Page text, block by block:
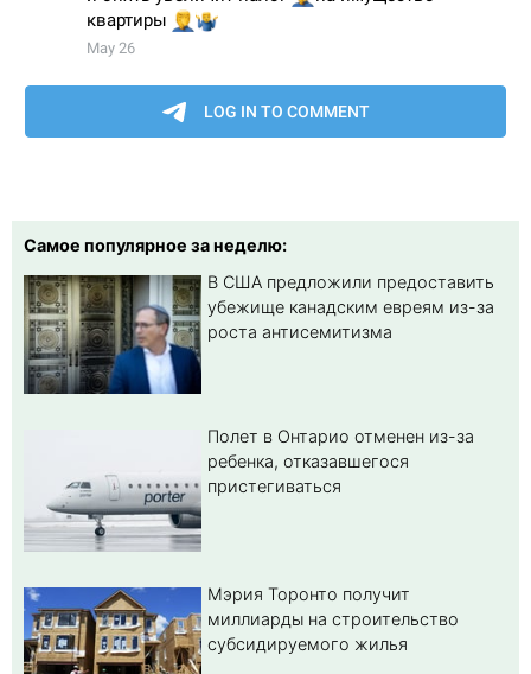
Самое популярное за неделю:
В США предложили предоставить
убежище канадским евреям из-за
роста антисемитизма
Полет в Онтарио отменен из-за
ребенка, отказавшегося
пристегиваться
Мэрия Торонто получит
миллиарды на строительство
субсидируемого жилья